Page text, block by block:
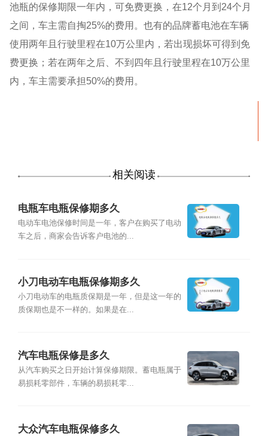
池瓶的保修期限一年内，可免费更换，在12个月到24个月
之间，车主需自掏25%的费用。也有的品牌蓄电池在车辆
使用两年且行驶里程在10万公里内，若出现损坏可得到免
费更换；若在两年之后、不到四年且行驶里程在10万公里
内，车主需要承担50%的费用。
相关阅读
电瓶车电瓶保修期多久
电动车电池保修时间是一年，客户在购买了电动
车之后，商家会告诉客户电池的...
小刀电动车电瓶保修期多久
小刀电动车的电瓶质保期是一年，但是这一年的
质保期也是不一样的。如果是在...
汽车电瓶保修是多久
从汽车购买之日开始计算保修期限。蓄电瓶属于
易损耗零部件，车辆的易损耗零...
大众汽车电瓶保修多久